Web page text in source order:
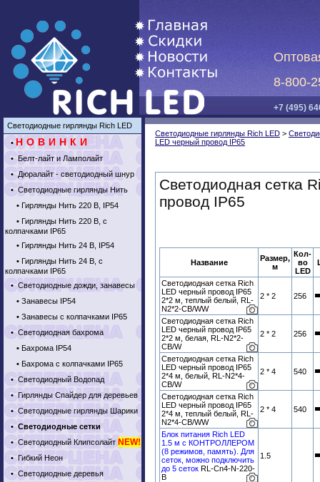
8-800-
+7 (495)
Светодиодные гирлянды Rich LED
•НОВИНКИ
•Белт-лайт и Ламполайт
•Дюралайт - светодиодный шнур
•Светодиодные гирлянды Нить
• Гирлянды Нить 220 В, IP54
• Гирлянды Нить 220 В, с
колпачками IP65
• Гирлянды Нить 24 В, IP54
• Гирлянды Нить 24 В, с
колпачками IP65
•Светодиодные дожди, занавесы
• Занавесы IP54
• Занавесы с колпачками IP65
•Светодиодная бахрома
• Бахрома IP54
• Бахрома с колпачками IP65
•Светодиодный Водопад
•Гирлянды Спайдер для деревьев
•Светодиодные гирлянды Шарики
•Светодиодные сетки
•Светодиодный Клипсолайт NEW!
•Гибкий Неон
•Светодиодные деревья
Светодиодные гирлянды Rich LED >
LED черный провод IP65
Светодиодная сетка
провод IP65
Название
Размер,
м
Кол-
во
LED
Светодиодная сетка Rich
LED черный провод IP65
2*2 м, теплый белый, RL-
N2*2-CB/WW
2 * 2 256
Светодиодная сетка Rich
LED черный провод IP65
2*2 м, белая, RL-N2*2-
CB/W
2 * 2 256
Светодиодная сетка Rich
LED черный провод IP65
2*4 м, белый, RL-N2*4-
CB/W
2 * 4 540
Светодиодная сетка Rich
LED черный провод IP65
2*4 м, теплый белый, RL-
N2*4-CB/WW
2 * 4 540
Блок питания Rich LED
1.5 м с КОНТРОЛЛЕРОМ
(8 режимов, память). Для
сеток, можно подключить
до 5 сеток RL-Cn4-N-220-
B
1.5